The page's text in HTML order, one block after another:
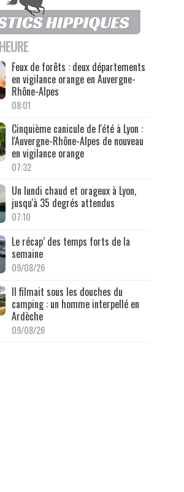
Feux de forêts : deux départements
en vigilance orange en Auvergne-
Rhône-Alpes
08:01
Cinquième canicule de l'été à Lyon :
l'Auvergne-Rhône-Alpes de nouveau
en vigilance orange
07:32
Un lundi chaud et orageux à Lyon,
jusqu'à 35 degrés attendus
07:10
Le récap’ des temps forts de la
semaine
09/08/26
Il filmait sous les douches du
camping : un homme interpellé en
Ardèche
09/08/26